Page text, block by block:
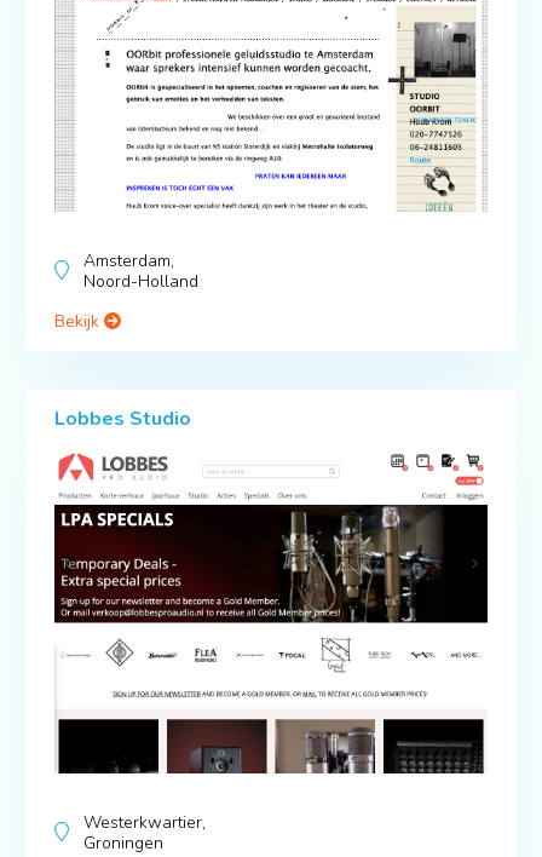
Amsterdam,
Noord-Holland
Bekijk
Lobbes Studio
Westerkwartier,
Groningen